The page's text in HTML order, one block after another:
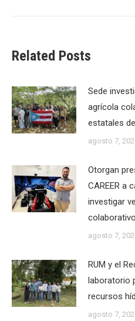
Related Posts
Sede
agrícola
estatales
agosto 7,
Otorgan
CAREER a
investigar
agosto 7,
RUM y el
laboratorio
recursos
agosto 7,